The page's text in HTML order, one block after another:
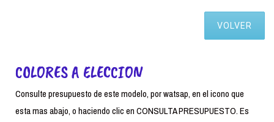
VOLVER
COLORES A ELECCION
Consulte presupuesto de este modelo, por watsap, en el icono que
esta mas abajo, o haciendo clic en CONSULTA PRESUPUESTO. Es